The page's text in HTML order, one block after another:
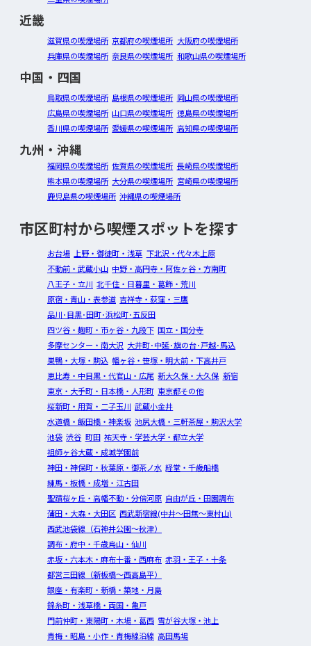
近畿
滋賀県の喫煙場所 京都府の喫煙場所 大阪府の喫煙場所
兵庫県の喫煙場所 奈良県の喫煙場所 和歌山県の喫煙場所
中国・四国
鳥取県の喫煙場所 島根県の喫煙場所 岡山県の喫煙場所
広島県の喫煙場所 山口県の喫煙場所 徳島県の喫煙場所
香川県の喫煙場所 愛媛県の喫煙場所 高知県の喫煙場所
九州・沖縄
福岡県の喫煙場所 佐賀県の喫煙場所 長崎県の喫煙場所
熊本県の喫煙場所 大分県の喫煙場所 宮崎県の喫煙場所
鹿児島県の喫煙場所 沖縄県の喫煙場所
市区町村から喫煙スポットを探す
お台場 上野・御徒町・浅草 下北沢・代々木上原
不動前・武蔵小山 中野・高円寺・阿佐ヶ谷・方南町
八王子・立川 北千住・日暮里・葛飾・荒川
原宿・青山・表参道 吉祥寺・荻窪・三鷹
品川･目黒･田町･浜松町･五反田
四ツ谷・麹町・市ヶ谷・九段下 国立・国分寺
多摩センター・南大沢 大井町･中延･旗の台･戸越･馬込
巣鴨・大塚・駒込 幡ヶ谷・笹塚・明大前・下高井戸
恵比寿・中目黒・代官山・広尾 新大久保・大久保 新宿
東京・大手町・日本橋・人形町 東京都その他
桜新町・用賀・二子玉川 武蔵小金井
水道橋・飯田橋・神楽坂 池尻大橋・三軒茶屋・駒沢大学
池袋 渋谷 町田 祐天寺・学芸大学・都立大学
祖師ヶ谷大蔵・成城学園前
神田・神保町・秋葉原・御茶ノ水 経堂・千歳船橋
練馬・板橋・成増・江古田
聖蹟桜ヶ丘・高幡不動・分倍河原 自由が丘・田園調布
蒲田・大森・大田区 西武新宿線(中井～田無～東村山)
西武池袋線（石神井公園～秋津）
調布・府中・千歳烏山・仙川
赤坂・六本木・麻布十番・西麻布 赤羽・王子・十条
都営三田線（新板橋～西高島平）
銀座・有楽町・新橋・築地・月島
錦糸町・浅草橋・両国・亀戸
門前仲町・東陽町・木場・葛西 雪が谷大塚・池上
青梅・昭島・小作・青梅線沿線 高田馬場